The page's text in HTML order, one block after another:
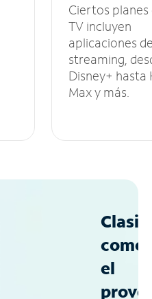
Ciertos planes
TV incluyen
aplicaciones
streaming,
Disney+ hasta
Max y más.
como
el